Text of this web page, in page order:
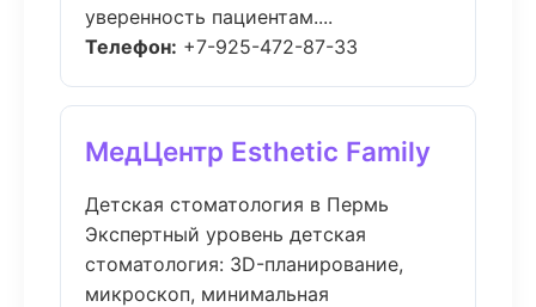
уверенность пациентам....
Телефон: +7-925-472-87-33
МедЦентр Esthetic Family
Детская стоматология в Пермь
Экспертный уровень детская
стоматология: 3D-планирование,
микроскоп, минимальная